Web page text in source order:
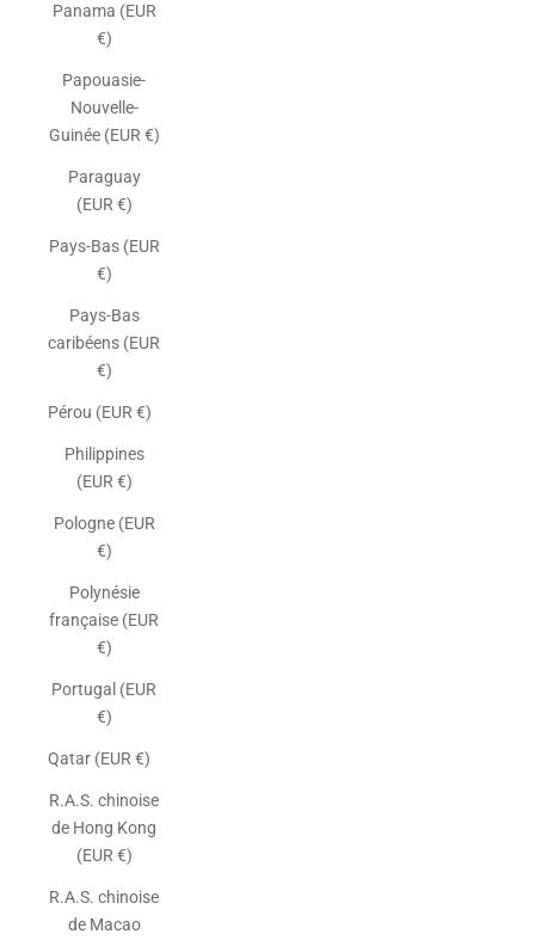
Panama (EUR
€)
Papouasie-
Nouvelle-
Guinée (EUR €)
Paraguay
(EUR €)
Pays-Bas (EUR
€)
Pays-Bas
caribéens (EUR
€)
Pérou (EUR €)
Philippines
(EUR €)
Pologne (EUR
€)
Polynésie
française (EUR
€)
Portugal (EUR
€)
Qatar (EUR €)
R.A.S. chinoise
de Hong Kong
(EUR €)
R.A.S. chinoise
de Macao